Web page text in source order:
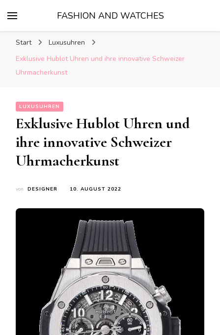
FASHION AND WATCHES
Start
Luxusuhren
Exklusive Hublot Uhren und ihre innovative Schweizer
Uhrmacherkunst
LUXUSUHREN
Exklusive Hublot Uhren und
ihre innovative Schweizer
Uhrmacherkunst
von DESIGNER 10. AUGUST 2022